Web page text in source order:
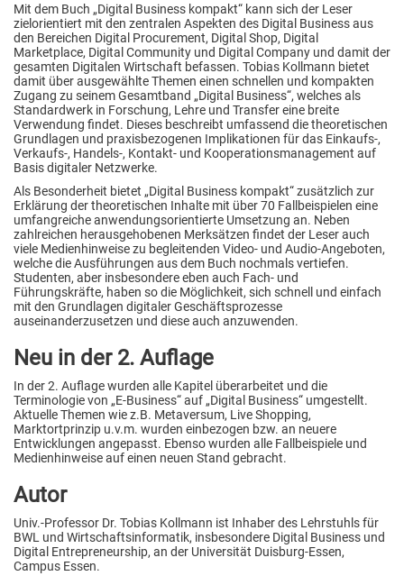
Mit dem Buch „Digital Business kompakt“ kann sich der Leser
zielorientiert mit den zentralen Aspekten des Digital Business aus
den Bereichen Digital Procurement, Digital Shop, Digital
Marketplace, Digital Community und Digital Company und damit der
gesamten Digitalen Wirtschaft befassen. Tobias Kollmann bietet
damit über ausgewählte Themen einen schnellen und kompakten
Zugang zu seinem Gesamtband „Digital Business“, welches als
Standardwerk in Forschung, Lehre und Transfer eine breite
Verwendung findet. Dieses beschreibt umfassend die theoretischen
Grundlagen und praxisbezogenen Implikationen für das Einkaufs-,
Verkaufs-, Handels-, Kontakt- und Kooperationsmanagement auf
Basis digitaler Netzwerke.
Als Besonderheit bietet „Digital Business kompakt“ zusätzlich zur
Erklärung der theoretischen Inhalte mit über 70 Fallbeispielen eine
umfangreiche anwendungsorientierte Umsetzung an. Neben
zahlreichen herausgehobenen Merksätzen findet der Leser auch
viele Medienhinweise zu begleitenden Video- und Audio-Angeboten,
welche die Ausführungen aus dem Buch nochmals vertiefen.
Studenten, aber insbesondere eben auch Fach- und
Führungskräfte, haben so die Möglichkeit, sich schnell und einfach
mit den Grundlagen digitaler Geschäftsprozesse
auseinanderzusetzen und diese auch anzuwenden.
Neu in der 2. Auflage
In der 2. Auflage wurden alle Kapitel überarbeitet und die
Terminologie von „E-Business“ auf „Digital Business“ umgestellt.
Aktuelle Themen wie z.B. Metaversum, Live Shopping,
Marktortprinzip u.v.m. wurden einbezogen bzw. an neuere
Entwicklungen angepasst. Ebenso wurden alle Fallbeispiele und
Medienhinweise auf einen neuen Stand gebracht.
Autor
Univ.-Professor Dr. Tobias Kollmann ist Inhaber des Lehrstuhls für
BWL und Wirtschaftsinformatik, insbesondere Digital Business und
Digital Entrepreneurship, an der Universität Duisburg-Essen,
Campus Essen.